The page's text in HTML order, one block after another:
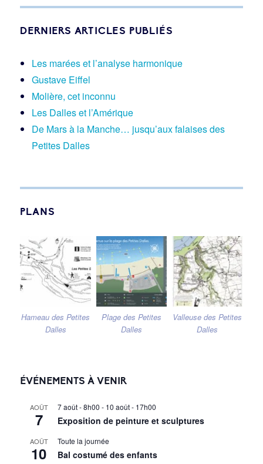
DERNIERS ARTICLES PUBLIÉS
Les marées et l’analyse harmonique
Gustave Eiffel
Molière, cet inconnu
Les Dalles et l’Amérique
De Mars à la Manche… jusqu’aux falaises des
Petites Dalles
PLANS
Hameau des Petites
Dalles
Plage des Petites
Dalles
Valleuse des Petites
Dalles
ÉVÉNEMENTS À VENIR
AOÛT
7
7 août - 8h00 - 10 août - 17h00
Exposition de peinture et sculptures
AOÛT
10
Toute la journée
Bal costumé des enfants